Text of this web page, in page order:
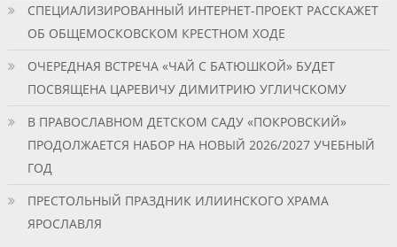
СПЕЦИАЛИЗИРОВАННЫЙ ИНТЕРНЕТ-ПРОЕКТ РАССКАЖЕТ
ОБ ОБЩЕМОСКОВСКОМ КРЕСТНОМ ХОДЕ
ОЧЕРЕДНАЯ ВСТРЕЧА «ЧАЙ С БАТЮШКОЙ» БУДЕТ
ПОСВЯЩЕНА ЦАРЕВИЧУ ДИМИТРИЮ УГЛИЧСКОМУ
В ПРАВОСЛАВНОМ ДЕТСКОМ САДУ «ПОКРОВСКИЙ»
ПРОДОЛЖАЕТСЯ НАБОР НА НОВЫЙ 2026/2027 УЧЕБНЫЙ
ГОД
ПРЕСТОЛЬНЫЙ ПРАЗДНИК ИЛИИНСКОГО ХРАМА
ЯРОСЛАВЛЯ